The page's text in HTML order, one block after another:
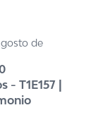
de
- T1E157 |